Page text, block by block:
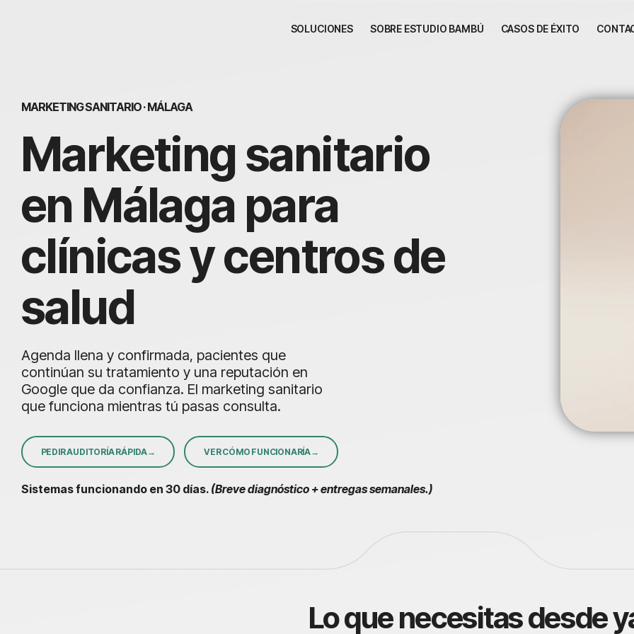
SOLUCIONES SOBRE ESTUDIO BAMBÚ CASOS DE ÉXITO
MARKETING SANITARIO · MÁLAGA
Marketing sanitario
en Málaga para
clínicas y centros de
salud
Agenda llena y confirmada, pacientes que
continúan su tratamiento y una reputación en
Google que da confianza. El marketing sanitario
que funciona mientras tú pasas consulta.
PEDIR AUDITORÍA RÁPIDA VER CÓMO FUNCIONARÍA
Sistemas funcionando en 30 días. (Breve diagnóstico + entregas semanales.)
Lo que necesitas desde